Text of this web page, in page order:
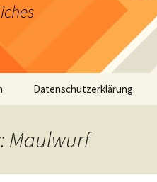
Datenschutzerklärung
Maulwurf